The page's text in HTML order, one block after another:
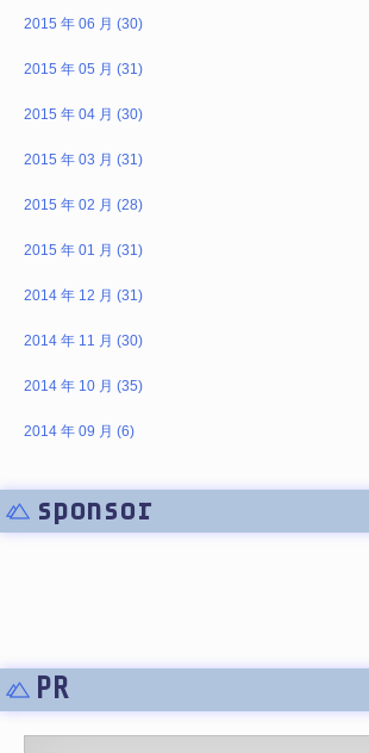
2015 年 06 月 (30)
2015 年 05 月 (31)
2015 年 04 月 (30)
2015 年 03 月 (31)
2015 年 02 月 (28)
2015 年 01 月 (31)
2014 年 12 月 (31)
2014 年 11 月 (30)
2014 年 10 月 (35)
2014 年 09 月 (6)
sponsor
PR